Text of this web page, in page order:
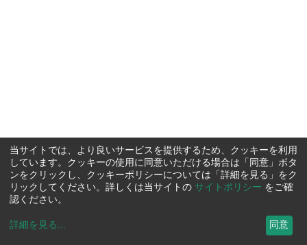
当サイトでは、より良いサービスを提供するため、クッキーを利用
しています。クッキーの使用に同意いただける場合は「同意」ボタ
ンをクリックし、クッキーポリシーについては「詳細を見る」をク
リックしてください。詳しくは当サイトの サイトポリシー をご確
認ください。
詳細を見る ... 同意